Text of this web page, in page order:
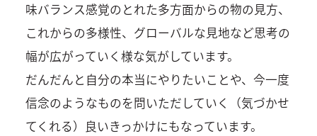
味バランス感覚のとれた多方面からの物の見方、
これからの多様性、グローバルな見地など思考の
幅が広がっていく様な気がしています。
だんだんと自分の本当にやりたいことや、今一度
信念のようなものを問いただしていく（気づかせ
てくれる）良いきっかけにもなっています。